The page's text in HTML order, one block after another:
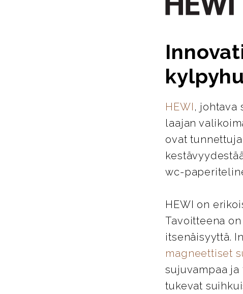
HEWI , johtava
laajan
ovat
wc-
HEWI on
Tavoitteena
itsenäisyyttä.
magneettiset
sujuvampaa
tukevat